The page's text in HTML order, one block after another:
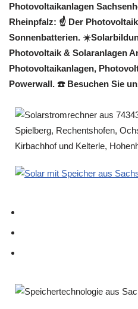
Photovoltaikanlagen
Rheinpfalz: ☝️ Der
Sonnenbatterien.
Photovoltaik & Solaranlagen
Photovoltaikanlagen,
Powerwall. ☎️ Besuchen Sie